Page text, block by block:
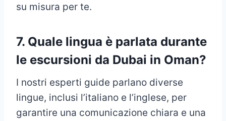
su misura per te.
7. Quale lingua è parlata durante
le escursioni da Dubai in Oman?
I nostri esperti guide parlano diverse
lingue, inclusi l’italiano e l’inglese, per
garantire una comunicazione chiara e una